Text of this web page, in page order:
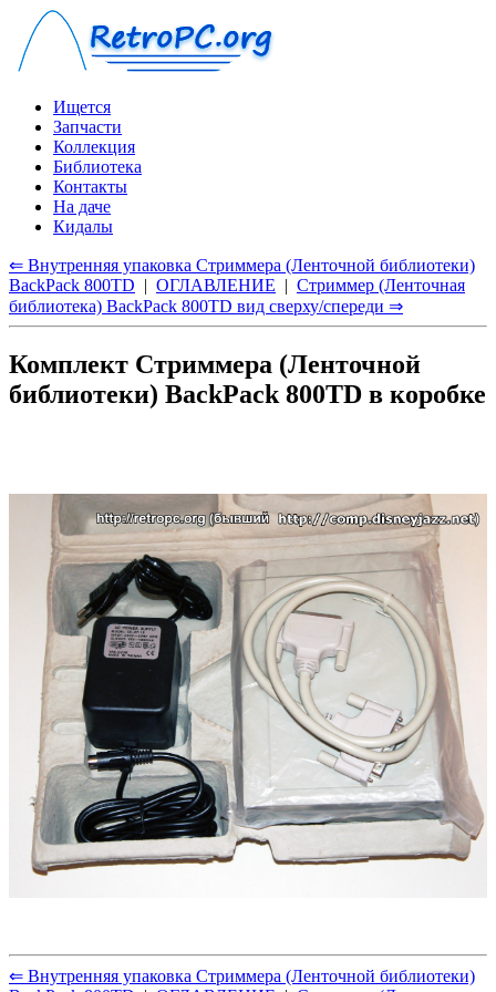
Ищется
Запчасти
Коллекция
Библиотека
Контакты
На даче
Кидалы
⇐ Внутренняя упаковка Стриммера (Ленточной библиотеки)
BackPack 800TD | ОГЛАВЛЕНИЕ | Стриммер (Ленточная
библиотека) BackPack 800TD вид сверху/спереди ⇒
Комплект Стриммера (Ленточной
библиотеки) BackPack 800TD в коробке
⇐ Внутренняя упаковка Стриммера (Ленточной библиотеки)